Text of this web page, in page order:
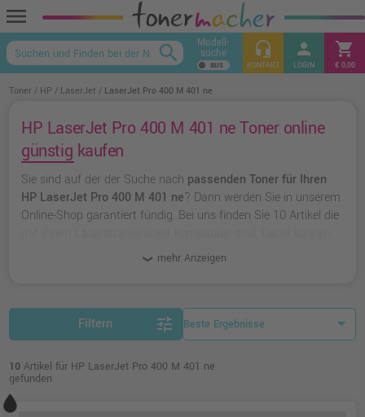
menu
keyboard_arrow_up
search Modell-
suche headset_mic
KONTAKT
person
LOGIN
shopping_cart
€ 0,00
Toner HP LaserJet LaserJet Pro 400 M 401 ne
HP LaserJet Pro 400 M 401 ne Toner online
günstig kaufen
Sie sind auf der der Suche nach passenden Toner für Ihren
HP LaserJet Pro 400 M 401 ne? Dann werden Sie in unserem
Online-Shop garantiert fündig. Bei uns finden Sie 10 Artikel die
originalen Toner von HP wählen oder zu
mehr Anzeigen
Filtern tune
10 Artikel für HP LaserJet Pro 400 M 401 ne
gefunden